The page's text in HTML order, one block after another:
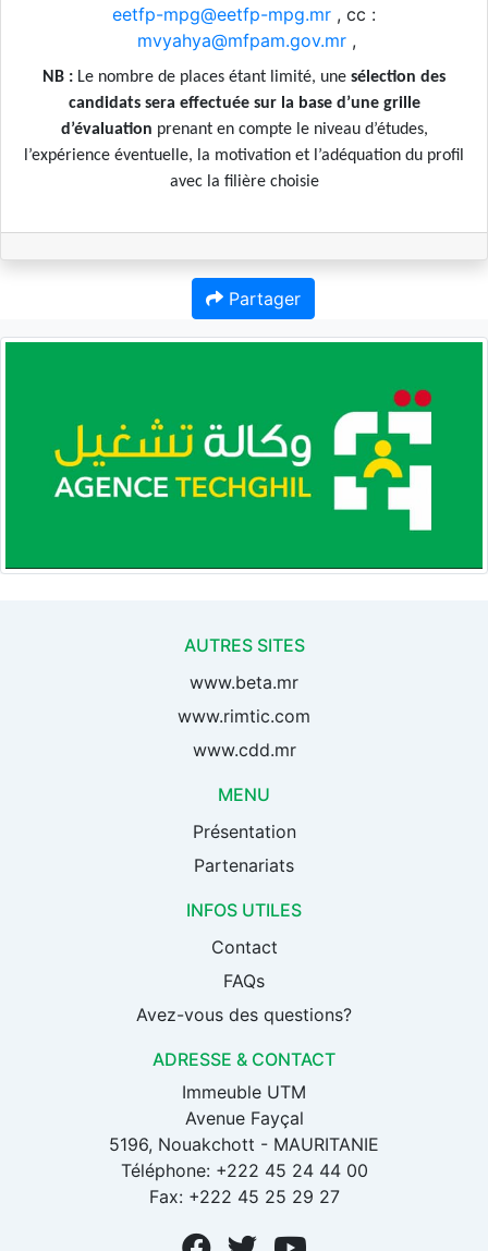
eetfp-mpg@eetfp-mpg.mr , cc :
mvyahya@mfpam.gov.mr ,
NB : Le nombre de places étant limité, une sélection des
candidats sera effectuée sur la base d’une grille
d’évaluation prenant en compte le niveau d’études,
l’expérience éventuelle, la motivation et l’adéquation du profil
avec la filière choisie
Partager
AUTRES SITES
www.beta.mr
www.rimtic.com
www.cdd.mr
MENU
Présentation
Partenariats
INFOS UTILES
Contact
FAQs
Avez-vous des questions?
ADRESSE & CONTACT
Immeuble UTM
Avenue Fayçal
5196, Nouakchott - MAURITANIE
Téléphone: +222 45 24 44 00
Fax: +222 45 25 29 27